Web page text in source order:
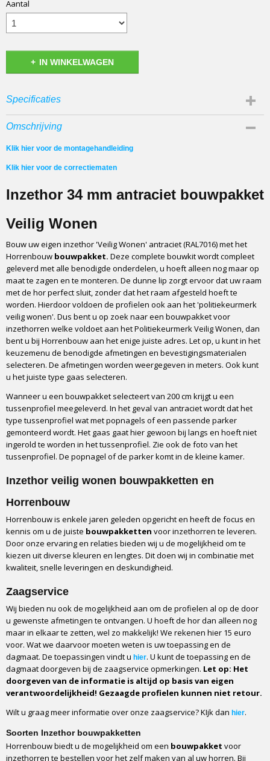
Aantal
IN WINKELWAGEN
Specificaties
Materiaal profiel
Soort horgaas
Naar keuze
Bouwpakket
4 pc
Inrolpees met inroller
1 pc
Hoekenset
Verstek
Bevestigingsset inzethor
Verenstaal, nokjes of veer + spie
Bevestigingsset voorzethor
Wervels, scharnieren, handgreep
Verpakking
Karton
Vervoerder
GLS
Levertijd
1 tot 3 werkdagen
Omschrijving
Klik hier voor de montagehandleiding
Klik hier voor de correctiematen
Inzethor 34 mm antraciet bouwpakket
Veilig Wonen
Bouw uw eigen inzethor 'Veilig Wonen' antraciet (RAL7016) met het
Horrenbouw bouwpakket. Deze complete bouwkit wordt compleet
geleverd met alle benodigde onderdelen, u hoeft alleen nog maar op
maat te zagen en te monteren. De dunne lip zorgt ervoor dat uw raam
met de hor perfect sluit, zonder dat het raam afgesteld hoeft te
worden. Hierdoor voldoen de profielen ook aan het 'politiekeurmerk
veilig wonen'. Dus bent u op zoek naar een bouwpakket voor
inzethorren welke voldoet aan het Politiekeurmerk Veilig Wonen, dan
bent u bij Horrenbouw aan het enige juiste adres. Let op, u kunt in het
keuzemenu de benodigde afmetingen en bevestigingsmaterialen
selecteren. De afmetingen worden weergegeven in meters. Ook kunt
u het juiste type gaas selecteren.
Wanneer u een bouwpakket selecteert van 200 cm krijgt u een
tussenprofiel meegeleverd. In het geval van antraciet wordt dat het
type tussenprofiel wat met popnagels of een passende parker
gemonteerd wordt. Het gaas gaat hier gewoon bij langs en hoeft niet
ingerold te worden in het tussenprofiel. Zie ook de foto van het
tussenprofiel. De popnagel of de parker komt in de kleine kamer.
Inzethor veilig wonen bouwpakketten en
Horrenbouw
Horrenbouw is enkele jaren geleden opgericht en heeft de focus en
kennis om u de juiste bouwpakketten voor inzethorren te leveren.
Door onze ervaring en relaties bieden wij u de mogelijkheid om te
kiezen uit diverse kleuren en lengtes. Dit doen wij in combinatie met
kwaliteit, snelle leveringen en deskundigheid.
Zaagservice
Wij bieden nu ook de mogelijkheid aan om de profielen al op de door
u gewenste afmetingen te ontvangen. U hoeft de hor dan alleen nog
maar in elkaar te zetten, wel zo makkelijk! We rekenen hier 15 euro
voor. Wat we daarvoor moeten weten is uw toepassing en de
dagmaat. De toepassingen vindt u hier. U kunt de toepassing en de
dagmaat doorgeven bij de zaagservice opmerkingen. Let op: Het
doorgeven van de informatie is altijd op basis van eigen
verantwoordelijkheid! Gezaagde profielen kunnen niet retour.
Wilt u graag meer informatie over onze zaagservice? KIjk dan hier.
Soorten Inzethor bouwpakketten
Horrenbouw biedt u de mogelijkheid om een bouwpakket voor
inzethorren te bestellen voor het zelf maken van al uw horren. Bij